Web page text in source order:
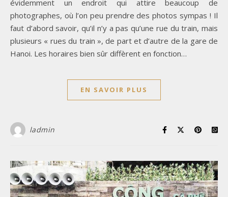
évidemment un endroit qui attire beaucoup de
photographes, où l’on peu prendre des photos sympas ! Il
faut d’abord savoir, qu’il n’y a pas qu’une rue du train, mais
plusieurs « rues du train », de part et d’autre de la gare de
Hanoi. Les horaires bien sûr diffèrent en fonction…
EN SAVOIR PLUS
ladmin